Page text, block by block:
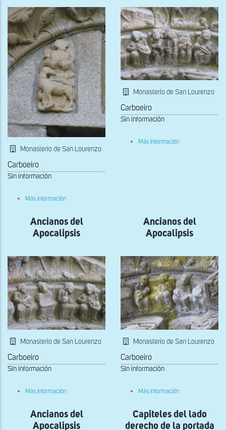
en
la
fachada
oeste
de
Sant
Pau
de
Anglesola
Monasterio de San Lourenzo
Carboeiro
Sin información
Más información
tímpano
la
Monasterio de San Lourenzo
Carboeiro
Sin información
Más información
Ancianos del
Apocalipsis
Monasterio de San Lourenzo
Carboeiro
Sin información
Más información
Apocalipsis
Ancianos del
Apocalipsis
Monasterio de San Lourenzo
Carboeiro
Sin información
Más información
Apocalipsis
Ancianos del
Apocalipsis
Capiteles del lado
derecho de la portada